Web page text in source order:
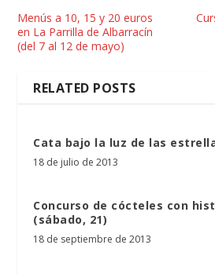
Menús a 10, 15 y 20 euros
en La Parrilla de Albarracín
(del 7 al 12 de mayo)
RELATED POSTS
Cata bajo la luz de las
18 de julio de 2013
Concurso de cócteles con
(sábado, 21)
18 de septiembre de 2013